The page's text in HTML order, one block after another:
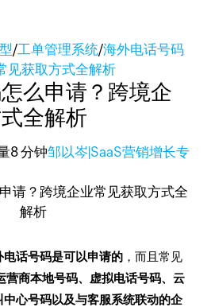
/工单管理系统/海外电话号码
见获取方式全解析
么申请？跨境企
全解析
8 分钟邹以岑|SaaS营销增长专
电话号码是可以申请的 ，而且常见
营商本地号码、虚拟电话号码、云
心号码以及与客服系统联动的企